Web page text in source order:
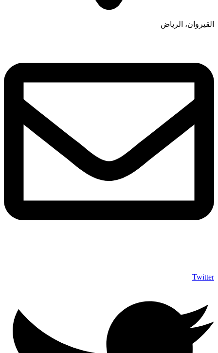
القيروان، الرياض
Twitter